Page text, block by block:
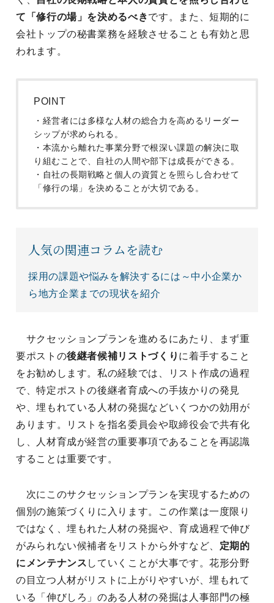
て「修行の場」を決めるべきです。また、短期的に
会社トップの秘書業務を経験させることも有効と思
われます。
POINT
・経営者には多様な人材の総合力を高めるリーダー
シップが求められる。
・本流から離れた事業分野で根深い課題の解決に取
り組むことで、自社の人間や部下は成長ができる。
・自社の長期戦略と個人の資質とを照らし合わせて
「修行の場」を決めることが大切である。
人気の関連コラムを読む
採用の課題や悩みを解決するには～中小企業か
ら地方企業までの現状を紹介
サクセッションプランを進めるにあたり、まず重
要ポストの後継者候補リストづくり に着手すること
をお勧めします。私の経験では、リスト作成の過程
で、特定ポストの後継者育成への手抜かりの発見
や、埋もれている人材の発掘などいくつかの効用が
あります。リストを指名委員会や取締役会で共有化
し、人材育成が経営の重要事項であることを再認識
することは重要です。
次にこのサクセッションプランを実現するための
個別の施策づくりに入ります。この作業は一度限り
ではなく、埋もれた人材の発掘や、育成過程で伸び
がみられない候補者をリストから外すなど、 定期的
にメンテナンス していくことが大事です。花形分野
の目立つ人材がリストに上がりやすいが、埋もれて
いる「伸びしろ」のある人材の発掘は人事部門の極